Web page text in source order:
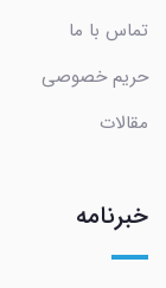
تماس با ما
حریم خصوصی
مقالات
خبرنامه